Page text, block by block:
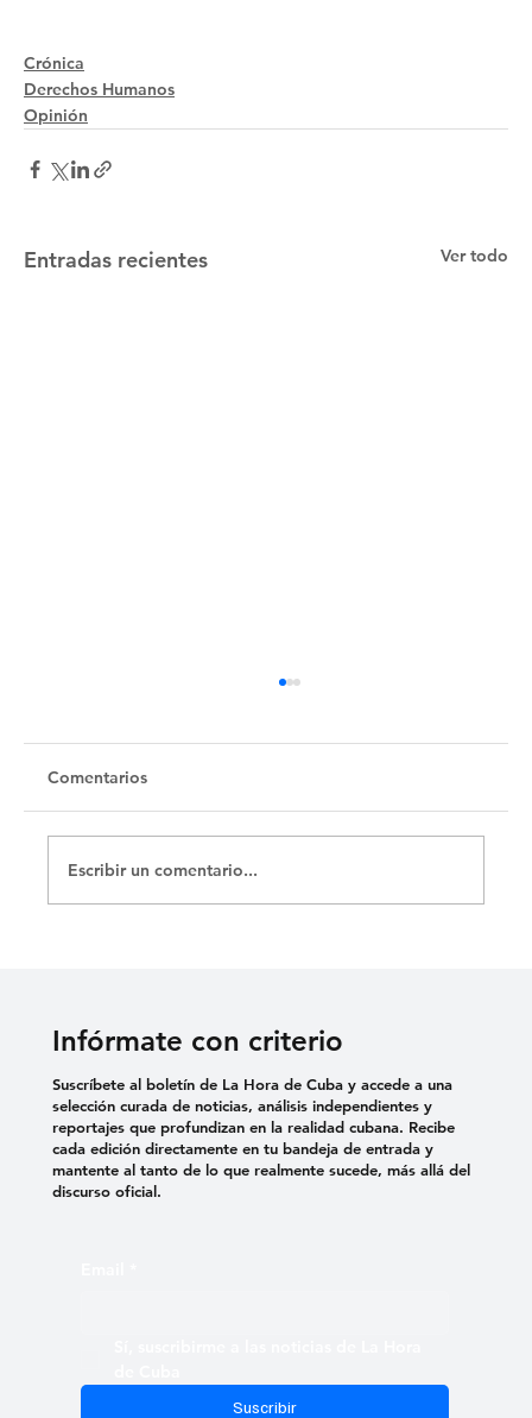
Crónica
Derechos Humanos
Opinión
Entradas recientes Ver todo
Untitled
Comentarios
Escribir un comentario...
Infórmate con criterio
Suscribir
Suscríbete al boletín de La Hora de Cuba y accede a una
selección curada de noticias, análisis independientes y
reportajes que profundizan en la realidad cubana. Recibe
cada edición directamente en tu bandeja de entrada y
mantente al tanto de lo que realmente sucede, más allá del
discurso oficial.